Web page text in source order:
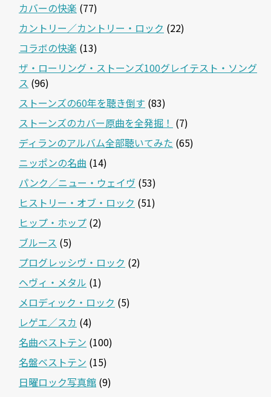
カバーの快楽 (77)
カントリー／カントリー・ロック (22)
コラボの快楽 (13)
ザ・ローリング・ストーンズ100グレイテスト・ソング
ス (96)
ストーンズの60年を聴き倒す (83)
ストーンズのカバー原曲を全発掘！ (7)
ディランのアルバム全部聴いてみた (65)
ニッポンの名曲 (14)
パンク／ニュー・ウェイヴ (53)
ヒストリー・オブ・ロック (51)
ヒップ・ホップ (2)
ブルース (5)
プログレッシヴ・ロック (2)
ヘヴィ・メタル (1)
メロディック・ロック (5)
レゲエ／スカ (4)
名曲ベストテン (100)
名盤ベストテン (15)
日曜ロック写真館 (9)